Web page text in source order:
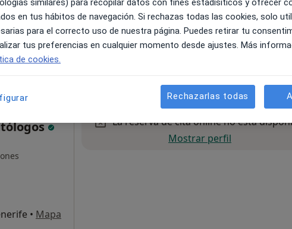
•Mapa
especificar
• Mapa
La reserva de cita online no está
Mostrar perfil
en tus hábitos de navegación. Si rechazas todas las cookies, solo
para el correcto uso de nuestra página. Puedes retirar tu
tus preferencias en cualquier momento desde ajustes. Más
de cookies.
Rechazarlas todas